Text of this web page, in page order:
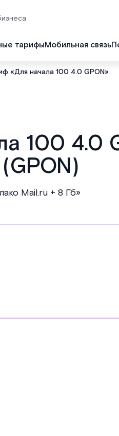
тарифыМобильная связь
«Для начала 100 4.0 GPON»
100 4.0
Mail.ru + 8 Гб»